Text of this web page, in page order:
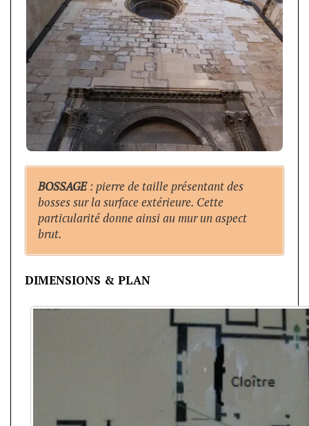
BOSSAGE: pierre de taille présentant des
bosses sur la surface extérieure. Cette
particularité donne ainsi au mur un aspect
brut.
DIMENSIONS & PLAN